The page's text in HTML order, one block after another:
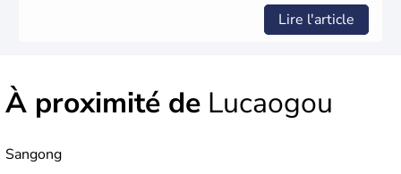
Lire l'article
À proximité de Lucaogou
Sangong